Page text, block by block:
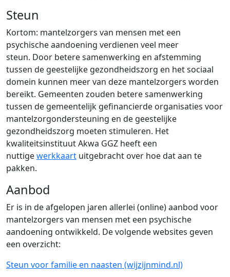
Steun
Kortom: mantelzorgers van mensen met een
psychische aandoening verdienen veel meer
steun. Door betere samenwerking en afstemming
tussen de geestelijke gezondheidszorg en het sociaal
domein kunnen meer van deze mantelzorgers worden
bereikt. Gemeenten zouden betere samenwerking
tussen de gemeentelijk gefinancierde organisaties voor
mantelzorgondersteuning en de geestelijke
gezondheidszorg moeten stimuleren. Het
kwaliteitsinstituut Akwa GGZ heeft een
nuttigewerkkaart uitgebracht over hoe dat aan te
pakken.
Aanbod
Er is in de afgelopen jaren allerlei (online) aanbod voor
mantelzorgers van mensen met een psychische
aandoening ontwikkeld. De volgende websites geven
een overzicht:
Steun voor familie en naasten (wijzijnmind.nl)